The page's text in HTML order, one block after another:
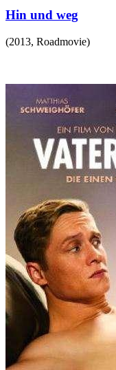
Hin und weg
(2013, Roadmovie)